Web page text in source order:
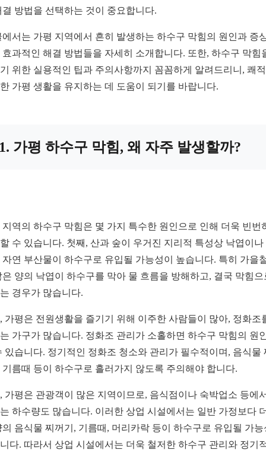
결 방법을 선택하는 것이 중요합니다.
에서는 가평 지역에서 흔히 발생하는 하수구 막힘의 원인과 증
효과적인 해결 방법들을 자세히 소개합니다. 또한, 하수구 막힘
위한 실용적인 팁과 주의사항까지 꼼꼼하게 알려드리니, 쾌
가평 생활을 유지하는 데 도움이 되기를 바랍니다.
가평 하수구 막힘, 왜 자주 발생할까?
지역의 하수구 막힘은 몇 가지 특수한 원인으로 인해 더욱 빈번
수 있습니다. 첫째, 산과 숲이 우거진 지리적 특성상 낙엽이나
자연 부산물이 하수구로 유입될 가능성이 높습니다. 특히 가을
은 양의 낙엽이 하수구를 막아 물 흐름을 방해하고, 결국 막힘으
경우가 많습니다.
가평은 전원생활을 즐기기 위해 이주한 사람들이 많아, 정화조
가구가 많습니다. 정화조 관리가 소홀하면 하수구 막힘의 원
있습니다. 정기적인 정화조 청소와 관리가 필수적이며, 음식물
기름때 등이 하수구로 흘러가지 않도록 주의해야 합니다.
가평은 관광객이 많은 지역이므로, 음식점이나 숙박업소 등에
하수량도 많습니다. 이러한 상업 시설에서는 일반 가정보다
의 음식물 찌꺼기, 기름때, 머리카락 등이 하수구로 유입될 가능
다. 따라서 상업 시설에서는 더욱 철저한 하수구 관리와 정기